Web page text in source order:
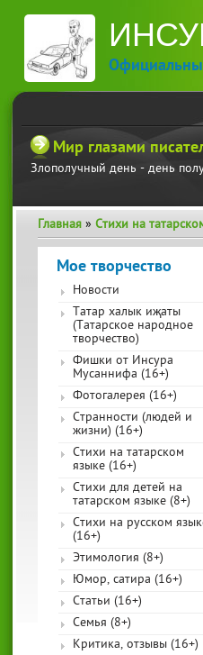
Мир глазами
Злополучный день - день
Вы здесь
Главная » Стихи на
Мое творчество
Новости
Татар халык иҗаты
(Татарское народное
творчество)
Фишки от Инсура
Мусаннифа (16+)
Фотогалерея (16+)
Странности (людей и
жизни) (16+)
Стихи на татарском
языке (16+)
Стихи для детей на
татарском языке (8+)
Стихи на русском
(16+)
Этимология (8+)
Юмор, сатира (16+)
Статьи (16+)
Семья (8+)
Критика, отзывы (16+)